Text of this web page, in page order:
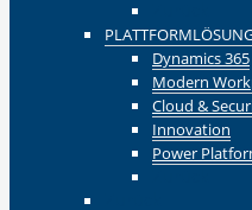
Dynamics 365
Modern
Cloud &
Innovation
Power